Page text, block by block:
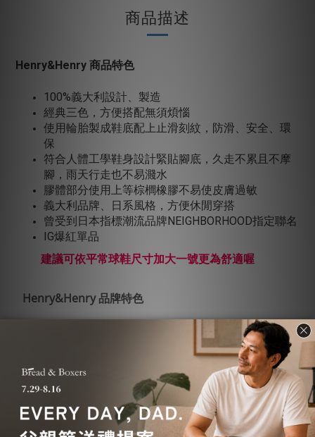
商品描述
Henry&Henry 商品特色
100%義大利設計、製造
經典三色，方便搭配無須煩惱
使用輪胎製成鞋底配上止滑刻紋，防滑、安全、環
保
符合人體工學鞋身設計緊貼腳底，久走不累且不摩
腳，雨天行走也不易濺水
膠體部分使用上等棕櫚橡膠不易使皮膚過敏
義大利品牌、日系風格，方便休閒穿搭
曾受到日本指標潮流品牌NEIGHBORHOOD指定聯名
IG爆紅單品
建議可依平常球鞋尺寸加大一號更為舒適喔
Henry&Henry 品牌特色
Henry&Henry為知名精品御用鞋廠Menghi之自創品牌，
除了具有30年以上製鞋經驗，更是以100%義大利製
造、親民價格為訴求的低調奢華品牌！不僅在原料上講
究也在設計上注入年輕思維，是你不可不認識的優質品